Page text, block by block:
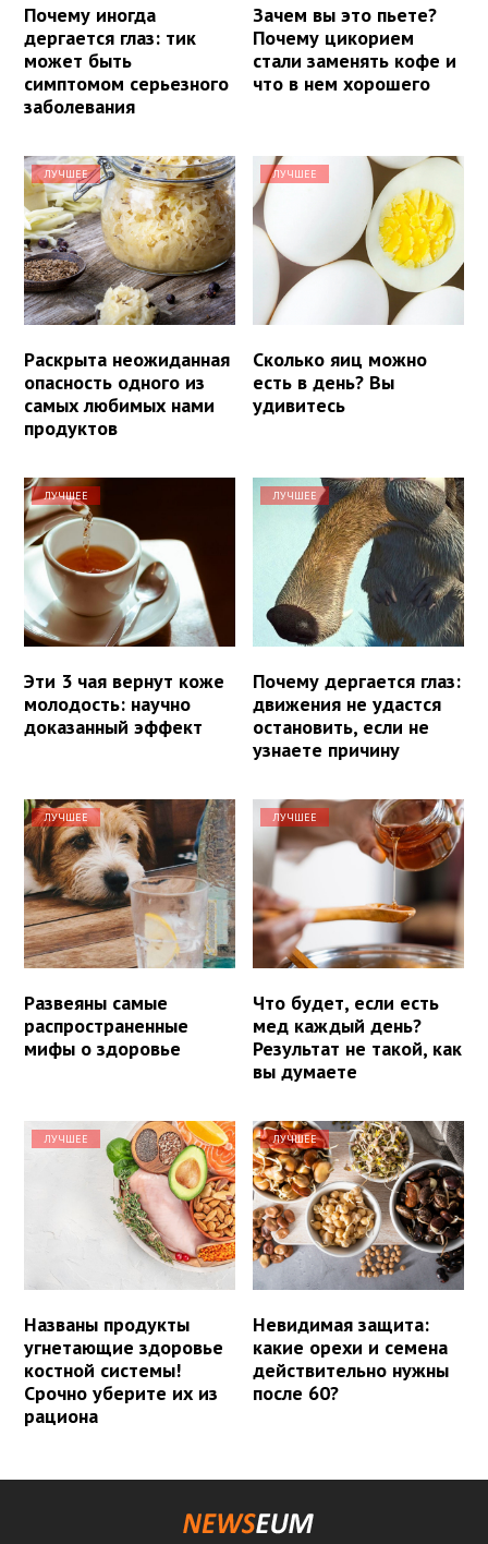
Почему иногда
дергается глаз: тик
может быть
симптомом серьезного
заболевания
Зачем вы это пьете?
Почему цикорием
стали заменять кофе и
что в нем хорошего
ЛУЧШЕЕ
Раскрыта неожиданная
опасность одного из
самых любимых нами
продуктов
ЛУЧШЕЕ
Сколько яиц можно
есть в день? Вы
удивитесь
ЛУЧШЕЕ
Эти 3 чая вернут коже
молодость: научно
доказанный эффект
ЛУЧШЕЕ
Почему дергается глаз:
движения не удастся
остановить, если не
узнаете причину
ЛУЧШЕЕ
Развеяны самые
распространенные
мифы о здоровье
ЛУЧШЕЕ
Что будет, если есть
мед каждый день?
Результат не такой, как
вы думаете
ЛУЧШЕЕ
Названы продукты
угнетающие здоровье
костной системы!
Срочно уберите их из
рациона
ЛУЧШЕЕ
Невидимая защита:
какие орехи и семена
действительно нужны
после 60?